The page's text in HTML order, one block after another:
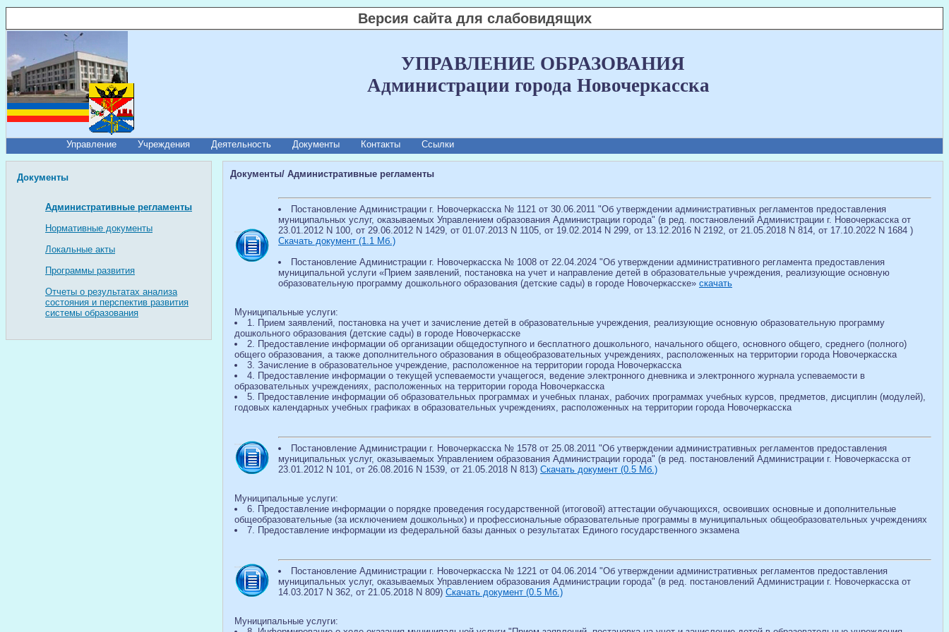
Версия сайта для слабовидящих
УПРАВЛЕНИЕ ОБРАЗОВАНИЯ
Администрации города Новочеркасска
Управление Учреждения Деятельность Документы Контакты Ссылки
Документы
Административные регламенты
Нормативные документы
Локальные акты
Программы развития
Отчеты о результатах анализа
состояния и перспектив развития
системы образования
Документы/ Административные регламенты
Постановление Администрации г. Новочеркасска № 1121 от 30.06.2011 "Об утверждении административных регламентов предоставления
муниципальных услуг, оказываемых Управлением образования Администрации города" (в ред. постановлений Администрации г. Новочеркасска от
23.01.2012 N 100, от 29.06.2012 N 1429, от 01.07.2013 N 1105, от 19.02.2014 N 299, от 13.12.2016 N 2192, от 21.05.2018 N 814, от 17.10.2022 N 1684 )
Скачать документ (1.1 Мб.)
Постановление Администрации г. Новочеркасска № 1008 от 22.04.2024 "Об утверждении административного регламента предоставления
муниципальной услуги «Прием заявлений, постановка на учет и направление детей в образовательные учреждения, реализующие основную
образовательную программу дошкольного образования (детские сады) в городе Новочеркасске» cкачать
Муниципальные услуги:
1. Прием заявлений, постановка на учет и зачисление детей в образовательные учреждения, реализующие основную образовательную программу
дошкольного образования (детские сады) в городе Новочеркасске
2. Предоставление информации об организации общедоступного и бесплатного дошкольного, начального общего, основного общего, среднего (полного)
общего образования, а также дополнительного образования в общеобразовательных учреждениях, расположенных на территории города Новочеркасска
3. Зачисление в образовательное учреждение, расположенное на территории города Новочеркасска
4. Предоставление информации о текущей успеваемости учащегося, ведение электронного дневника и электронного журнала успеваемости в
образовательных учреждениях, расположенных на территории города Новочеркасска
5. Предоставление информации об образовательных программах и учебных планах, рабочих программах учебных курсов, предметов, дисциплин (модулей),
годовых календарных учебных графиках в образовательных учреждениях, расположенных на территории города Новочеркасска
Постановление Администрации г. Новочеркасска № 1578 от 25.08.2011 "Об утверждении административных регламентов предоставления
муниципальных услуг, оказываемых Управлением образования Администрации города" (в ред. постановлений Администрации г. Новочеркасска от
23.01.2012 N 101, от 26.08.2016 N 1539, от 21.05.2018 N 813) Скачать документ (0.5 Мб.)
Муниципальные услуги:
6. Предоставление информации о порядке проведения государственной (итоговой) аттестации обучающихся, освоивших основные и дополнительные
общеобразовательные (за исключением дошкольных) и профессиональные образовательные программы в муниципальных общеобразовательных учреждениях
7. Предоставление информации из федеральной базы данных о результатах Единого государственного экзамена
Постановление Администрации г. Новочеркасска № 1221 от 04.06.2014 "Об утверждении административных регламентов предоставления
муниципальных услуг, оказываемых Управлением образования Администрации города" (в ред. постановлений Администрации г. Новочеркасска от
14.03.2017 N 362, от 21.05.2018 N 809) Скачать документ (0.5 Мб.)
Муниципальные услуги: